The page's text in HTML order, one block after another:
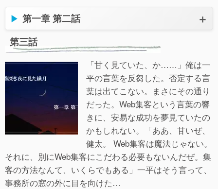
第一章 第二話
第三話
「甘く見ていた、か……」俺は一
平の言葉を反芻した。否定する言
葉は出てこない。まさにその通り
だった。Web集客という言葉の響
きに、安易な成功を夢見ていたの
かもしれない。「ああ、甘いぜ、
健太。 Web集客は魔法じゃない。
それに、別にWeb集客にこだわる必要もないんだぜ。集
客の方法なんて、いくらでもある」一平はそう言って、
事務所の窓の外に目を向けた…